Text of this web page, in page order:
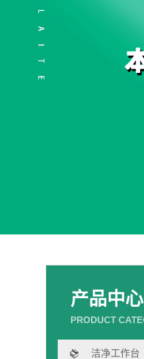
产品中心
洁净工作台